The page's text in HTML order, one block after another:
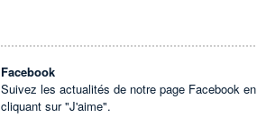
Facebook
Suivez les actualités de notre page Facebook en
cliquant sur "J'aime".